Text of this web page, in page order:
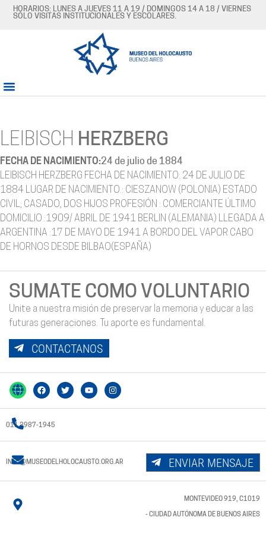
HORARIOS: LUNES A JUEVES 11 A 19 / DOMINGOS 14 A 18 / VIERNES
SÓLO VISITAS INSTITUCIONALES Y ESCOLARES.
LEIBISCH HERZBERG
FECHA DE NACIMIENTO:24 de julio de 1884
LEIBISCH HERZBERG FECHA DE NACIMIENTO: 24 DE JULIO DE
1884 LUGAR DE NACIMIENTO.: CIESZANOW (POLONIA) ESTADO
CIVIL; CASADO, DOS HIJOS PROFESIÓN : COMERCIANTE ÚLTIMO
DOMICILIO :1909/ ABRIL DE 1941 BERLIN (ALEMANIA) LLEGADA A
ARGENTINA :17 DE MAYO DE 1941 A BORDO DEL VAPOR CABO
DE HORNOS DESDE BILBAO(ESPAÑA)
SUMATE COMO VOLUNTARIO
Unite a nuestra misión de preservar la memoria y educar a las
futuras generaciones. Tu aporte es fundamental.
CONTACTANOS
011 3987-1945
INFO@MUSEODELHOLOCAUSTO.ORG.AR ENVIAR MENSAJE
MONTEVIDEO 919, C1019
- CIUDAD AUTÓNOMA DE BUENOS AIRES